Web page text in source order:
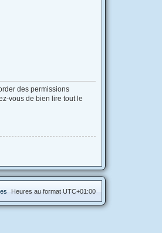
des permissions
vous de bien lire tout le
Heures au format UTC+01:00